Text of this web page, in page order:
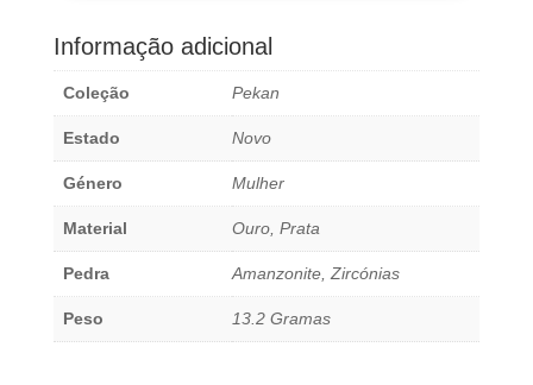
Informação adicional
Coleção Pekan
Estado Novo
Género Mulher
Material Ouro, Prata
Pedra Amanzonite, Zircónias
Peso 13.2 Gramas